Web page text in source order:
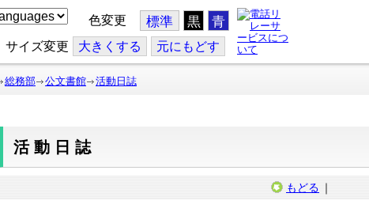
色変更 標準 黒 青
サイズ変更 大きくする 元にもどす
総務部 公文書館 活動日誌
活動日誌
もどる ｜